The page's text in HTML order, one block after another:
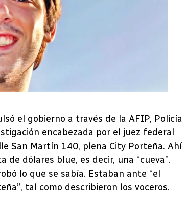
el gobierno a través de la AFIP, Policía
encabezada por el juez federal
San Martín 140, plena City Porteña. Ahí
de dólares blue, es decir, una “cueva”.
lo que se sabía. Estaban ante “el
tal como describieron los voceros.